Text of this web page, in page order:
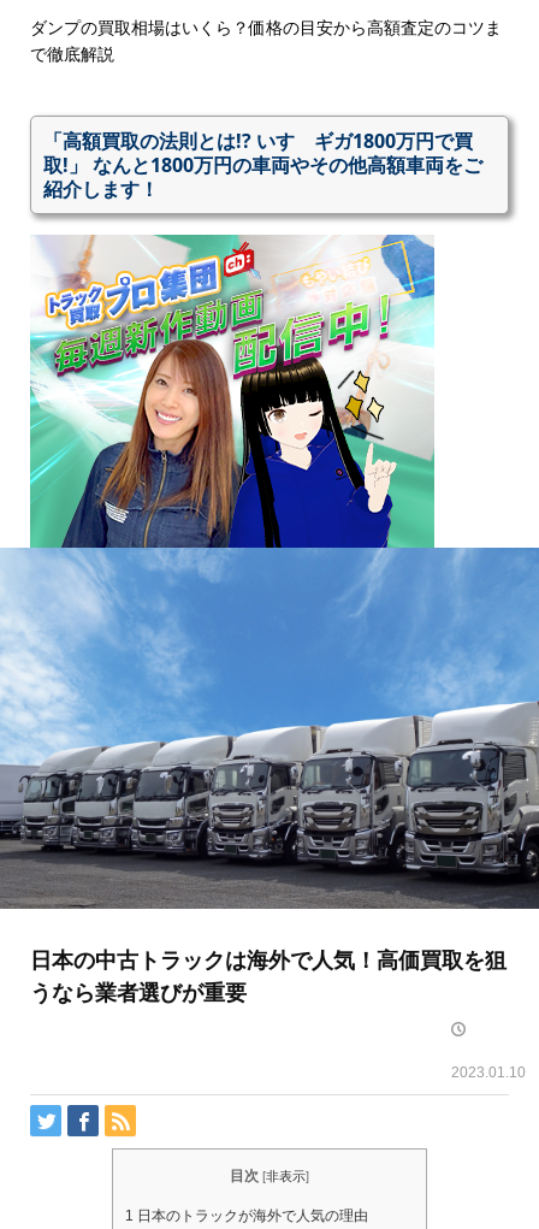
日本の中古トラックは海外で人気！高価買取を狙
うなら業者選びが重要
2023.01.10
目次 [非表示]
1 日本のトラックが海外で人気の理由
ダンプの買取相場はいくら？価格の目安から高額査定のコツま
で徹底解説
「高額買取の法則とは!? いすゞギガ1800万円で買
取!」 なんと1800万円の車両やその他高額車両をご
紹介します！